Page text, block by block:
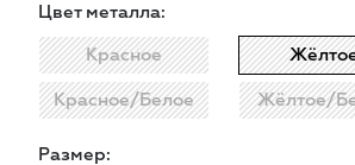
Цвет металла:
Красное
Красное/Белое Жёлтое/
Размер: